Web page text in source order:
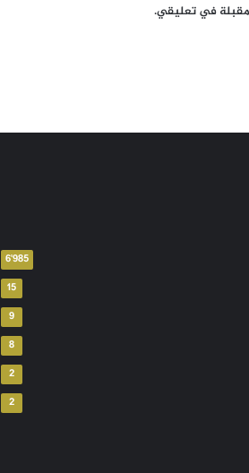
في تعليقي.
6٬985
15
9
8
2
2